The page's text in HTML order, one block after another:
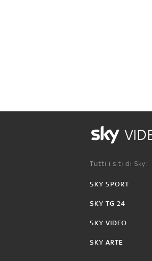
Tutti i siti di Sky:
SKY SPORT
SKY TG 24
SKY VIDEO
SKY ARTE